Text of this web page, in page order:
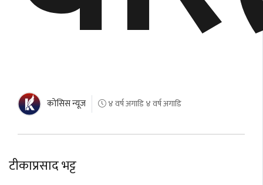
काेसिस न्यूज ४ वर्ष अगाडि ४ वर्ष अगाडि
टीकाप्रसाद भट्ट